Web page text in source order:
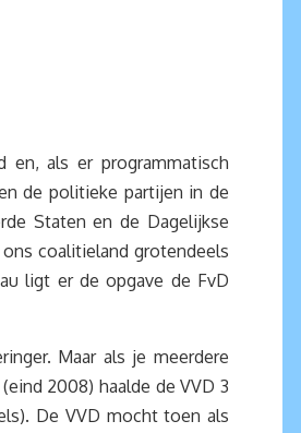
en, als er programmatisch
de politieke partijen in de
Staten en de Dagelijkse
coalitieland grotendeels
ligt er de opgave de FvD
Maar als je meerdere
2008) haalde de VVD 3
De VVD mocht toen als